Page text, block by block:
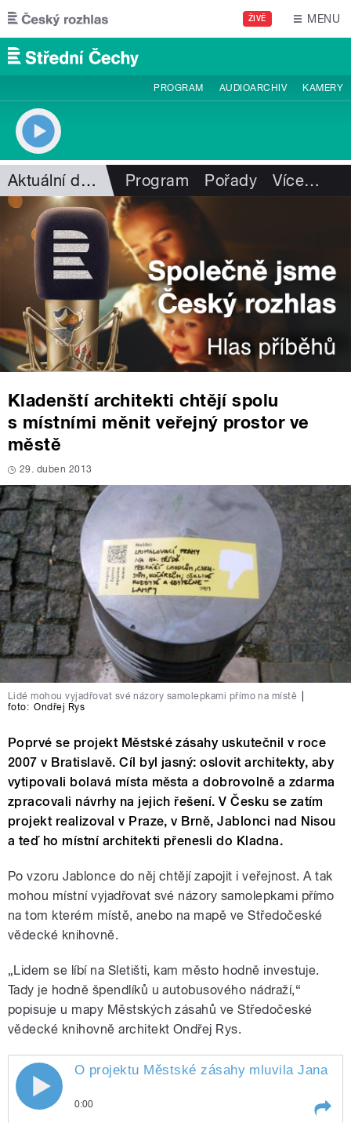
Přejít k hlavnímu obsahu
ŽIVĚ MENU
PROGRAM AUDIOARCHIV KAMERY
Aktuální dění Program Pořady Více…
Kladenští architekti chtějí spolu
s místními měnit veřejný prostor ve
městě
29. duben 2013
Lidé mohou vyjadřovat své názory samolepkami přímo na místě
foto: Ondřej Rys
Poprvé se projekt Městské zásahy uskutečnil v roce
2007 v Bratislavě. Cíl byl jasný: oslovit architekty, aby
vytipovali bolavá místa města a dobrovolně a zdarma
zpracovali návrhy na jejich řešení. V Česku se zatím
projekt realizoval v Praze, v Brně, Jablonci nad Nisou
a teď ho místní architekti přenesli do Kladna.
Po vzoru Jablonce do něj chtějí zapojit i veřejnost. A tak
mohou místní vyjadřovat své názory samolepkami přímo
na tom kterém místě, anebo na mapě ve Středočeské
vědecké knihovně.
„Lidem se líbí na Sletišti, kam město hodně investuje.
Tady je hodně špendlíků u autobusového nádraží,“
popisuje u mapy Městských zásahů ve Středočeské
vědecké knihovně architekt Ondřej Rys.
O projektu Městské zásahy mluvila Jana
0:00